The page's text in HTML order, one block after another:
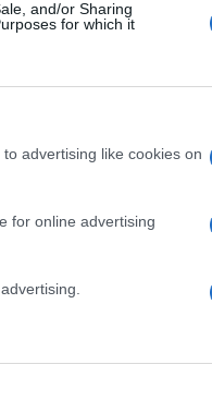
and/or Sharing
for which it
advertising like cookies on
for online advertising